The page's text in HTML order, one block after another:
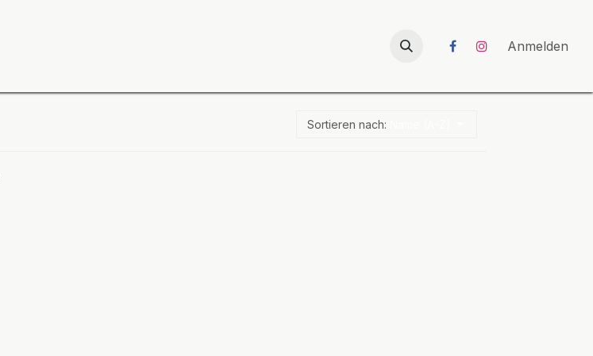
UNICORN-Launch 2026 Anmelden
Sortieren nach: